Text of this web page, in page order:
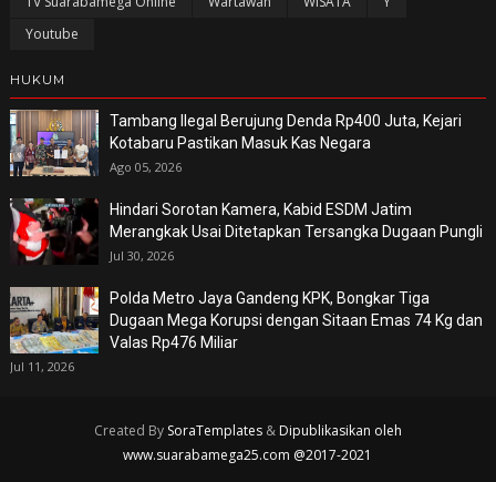
Youtube
HUKUM
Tambang Ilegal Berujung Denda Rp400 Juta, Kejari
Kotabaru Pastikan Masuk Kas Negara
Ago 05, 2026
Hindari Sorotan Kamera, Kabid ESDM Jatim
Merangkak Usai Ditetapkan Tersangka Dugaan Pungli
Jul 30, 2026
Polda Metro Jaya Gandeng KPK, Bongkar Tiga
Dugaan Mega Korupsi dengan Sitaan Emas 74 Kg dan
Valas Rp476 Miliar
Jul 11, 2026
Created By SoraTemplates& Dipublikasikan oleh
www.suarabamega25.com @2017-2021